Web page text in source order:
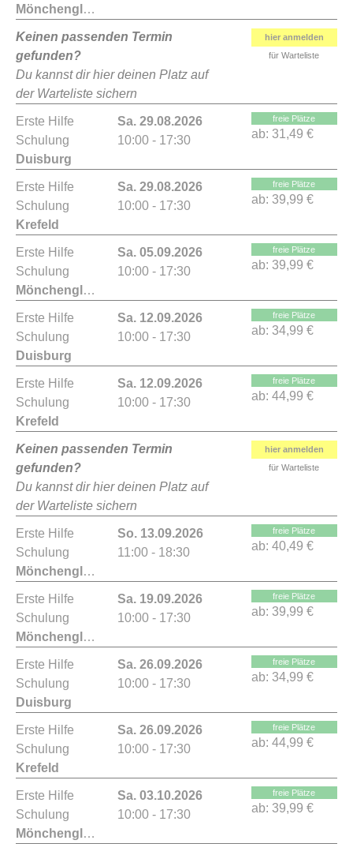
Mönchengladbach
Keinen passenden Termin
gefunden?
Du kannst dir hier deinen Platz auf
der Warteliste sichern
hier anmelden
für Warteliste
Erste Hilfe
Schulung
Duisburg
Sa. 29.08.2026
10:00 - 17:30
freie Plätze
ab: 31,49 €
Erste Hilfe
Schulung
Krefeld
Sa. 29.08.2026
10:00 - 17:30
freie Plätze
ab: 39,99 €
Erste Hilfe
Schulung
Mönchengladbach
Sa. 05.09.2026
10:00 - 17:30
freie Plätze
ab: 39,99 €
Erste Hilfe
Schulung
Duisburg
Sa. 12.09.2026
10:00 - 17:30
freie Plätze
ab: 34,99 €
Erste Hilfe
Schulung
Krefeld
Sa. 12.09.2026
10:00 - 17:30
freie Plätze
ab: 44,99 €
Keinen passenden Termin
gefunden?
Du kannst dir hier deinen Platz auf
der Warteliste sichern
hier anmelden
für Warteliste
Erste Hilfe
Schulung
Mönchengladbach
So. 13.09.2026
11:00 - 18:30
freie Plätze
ab: 40,49 €
Erste Hilfe
Schulung
Mönchengladbach
Sa. 19.09.2026
10:00 - 17:30
freie Plätze
ab: 39,99 €
Erste Hilfe
Schulung
Duisburg
Sa. 26.09.2026
10:00 - 17:30
freie Plätze
ab: 34,99 €
Erste Hilfe
Schulung
Krefeld
Sa. 26.09.2026
10:00 - 17:30
freie Plätze
ab: 44,99 €
Erste Hilfe
Schulung
Mönchengladbach
Sa. 03.10.2026
10:00 - 17:30
freie Plätze
ab: 39,99 €